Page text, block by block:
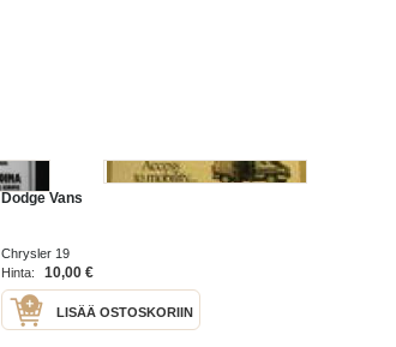
Dodge Vans
Chrysler 19
Hinta:
10,00 €
LISÄÄ OSTOSKORIIN